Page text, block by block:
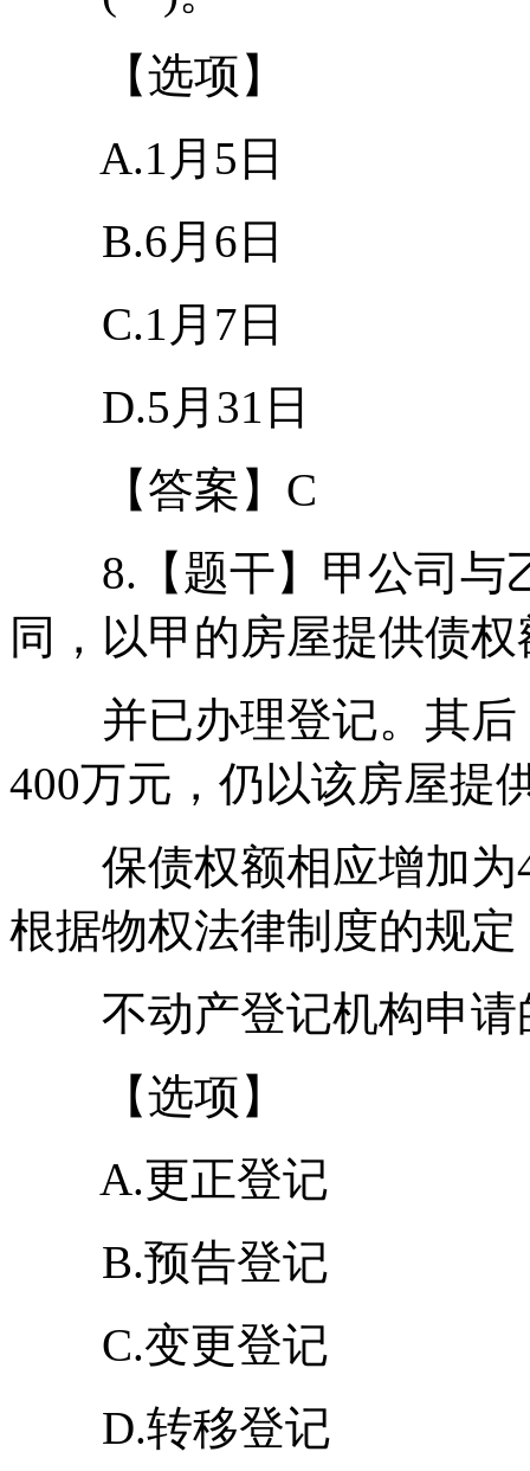
【选项】
A.1月5日
B.6月6日
C.1月7日
D.5月31日
【答案】C
8.【题干】甲公司与
同，以甲的房屋提供债
并已办理登记。其后
400万元，仍以该房屋提
保债权额相应增加为
根据物权法律制度的规
不动产登记机构申请
【选项】
A.更正登记
B.预告登记
C.变更登记
D.转移登记